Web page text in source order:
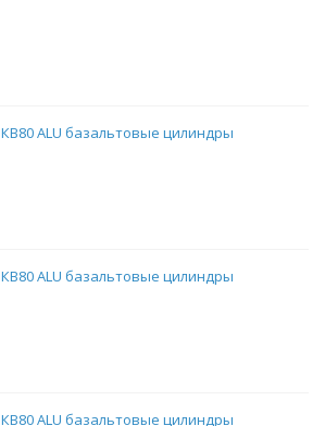
ALU базальтовые цилиндры
ALU базальтовые цилиндры
ALU базальтовые цилиндры